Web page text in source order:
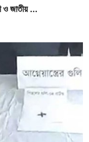
ও জাতীয় ...